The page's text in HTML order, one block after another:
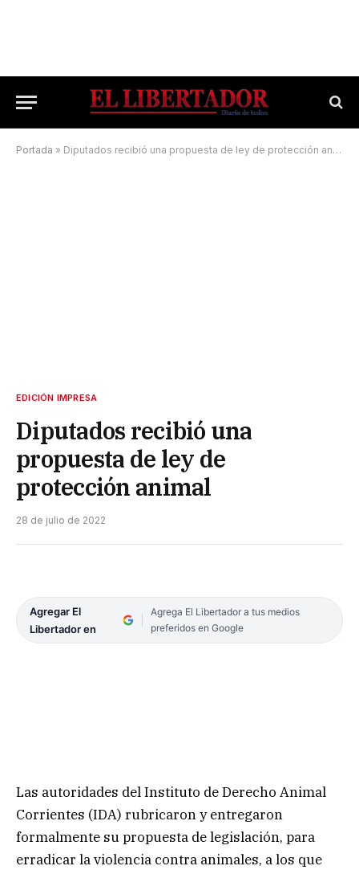
Portada » Diputados recibió una propuesta de ley de protección animal
EDICIÓN IMPRESA
Diputados recibió una
propuesta de ley de
protección animal
28 de julio de 2022
Agregar El
Libertador en
Agrega El Libertador a tus medios
preferidos en Google
Las autoridades del Instituto de Derecho Animal
Corrientes (IDA) rubricaron y entregaron
formalmente su propuesta de legislación, para
erradicar la violencia contra animales, a los que